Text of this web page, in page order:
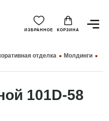
ИЗБРАННОЕ КОРЗИНА
отделка
Молдинги
101D-58